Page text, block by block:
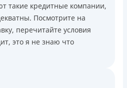
такие кредитные компании,
Посмотрите на
перечитайте условия
это я не знаю что